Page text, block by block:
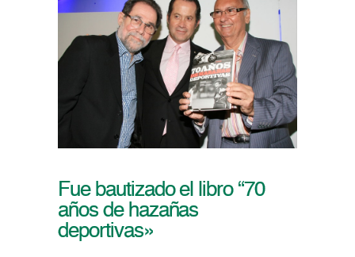
Fue bautizado el libro “70
años de hazañas
deportivas»